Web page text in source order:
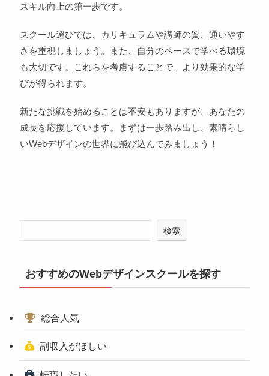
スキル向上の第一歩です。
スクール選びでは、カリキュラムや講師の質、通いやす
さを重視しましょう。また、自分のペースで学べる環境
も大切です。これらを考慮することで、より効果的な学
びが得られます。
新たな挑戦を始めることは不安もありますが、あなたの
成長を応援しています。まずは一歩踏み出し、素晴らし
いWebデザインの世界に飛び込んでみましょう！
検索
おすすめのWebデザインスクールを探す
総合人気
副収入がほしい